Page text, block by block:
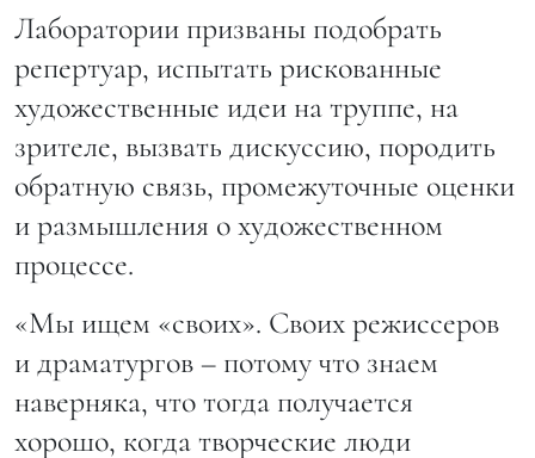
Лаборатории призваны подобрать
репертуар, испытать рискованные
художественные идеи на труппе, на
зрителе, вызвать дискуссию, породить
обратную связь, промежуточные оценки
и размышления о художественном
процессе.
«Мы ищем «своих». Своих режиссеров
и драматургов – потому что знаем
наверняка, что тогда получается
хорошо, когда творческие люди